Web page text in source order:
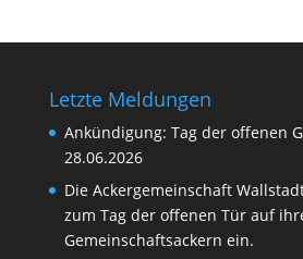
Letzte Meldungen
Ankündigung: Tag der offenen
28.06.2026
Die Ackergemeinschaft
zum Tag der offenen Tür auf
Gemeinschaftsackern ein.